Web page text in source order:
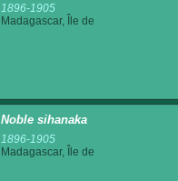
1896-1905
Madagascar, Île de
Noble sihanaka
1896-1905
Madagascar, Île de